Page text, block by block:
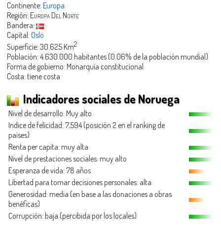
Continente: Europa
Región: Europa Del Norte
Bandera:
Capital: Oslo
Superficie: 30.625 Km2
Población: 4.630.000 habitantes (0.06% de la población mundial)
Forma de gobierno: Monarquía constitucional
Costa: tiene costa
Indicadores sociales de Noruega
Nivel de desarrollo: Muy alto
Indice de felicidad: 7,594 (posición 2 en el ranking de
países)
Renta per capita: muy alta
Nivel de prestaciones sociales: muy alto
Esperanza de vida: 78 años
Libertad para tomar decisiones personales: alta
Generosidad: media (en base a las donaciones a obras
benéficas)
Corrupción: baja (percibida por los locales)